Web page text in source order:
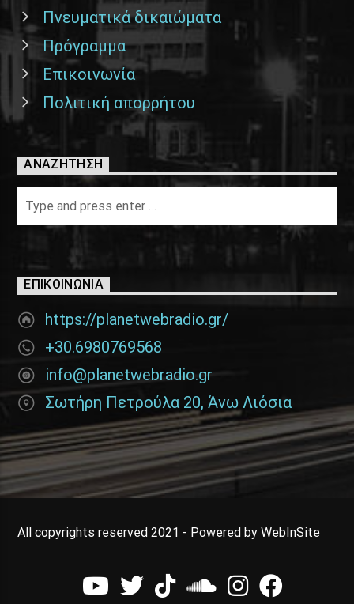
Πνευματικά δικαιώματα
Πρόγραμμα
Επικοινωνία
Πολιτική απορρήτου
ΑΝΑΖΉΤΗΣΗ
ΕΠΙΚΟΙΝΩΝΊΑ
https://planetwebradio.gr/
+30.6980769568
info@planetwebradio.gr
Σωτήρη Πετρούλα 20, Άνω Λιόσια
All copyrights reserved 2021 - Powered by WebInSite